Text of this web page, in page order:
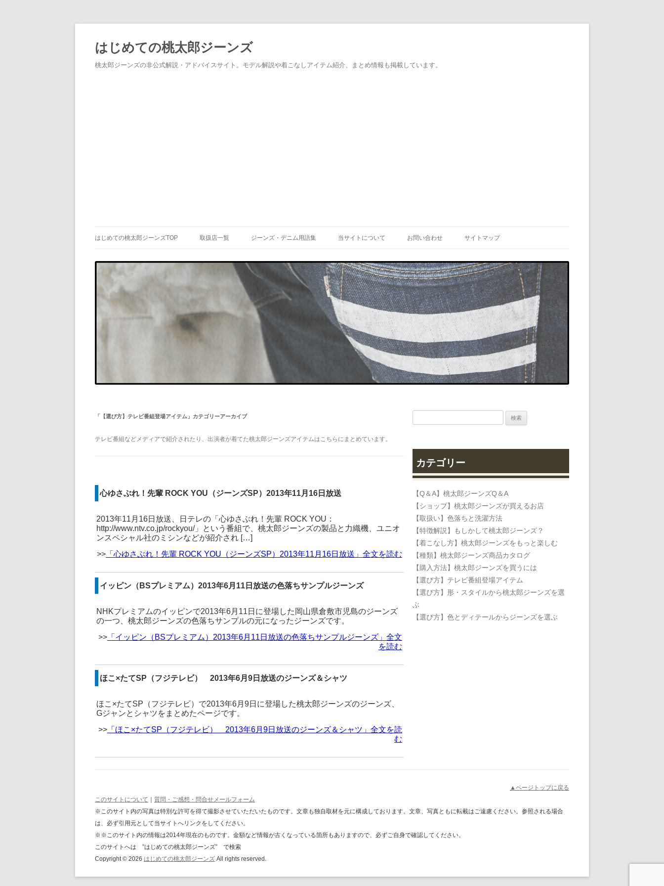
はじめての桃太郎ジーンズ
桃太郎ジーンズの非公式解説・アドバイスサイト。モデル解説や着こなしアイテム紹介、まとめ情報も掲載しています。
はじめての桃太郎ジーンズTOP 取扱店一覧 ジーンズ・デニム用語集 当サイトについて お問い合わせ サイトマップ
「 【選び方】テレビ番組登場アイテム 」カテゴリーアーカイブ
テレビ番組などメディアで紹介されたり、出演者が着てた桃太郎ジーンズアイテムはこちらにまとめています。
心ゆさぶれ！先輩 ROCK YOU（ジーンズSP）2013年11月16日放送
2013年11月16日放送、日テレの「心ゆさぶれ！先輩 ROCK YOU：
http://www.ntv.co.jp/rockyou/」という番組で、桃太郎ジーンズの製品と力織機、ユニオ
ンスペシャル社のミシンなどが紹介され […]
>>「心ゆさぶれ！先輩 ROCK YOU（ジーンズSP）2013年11月16日放送」全文を読む
イッピン（BSプレミアム）2013年6月11日放送の色落ちサンプルジーンズ
NHKプレミアムのイッピンで2013年6月11日に登場した岡山県倉敷市児島のジーンズ
の一つ、桃太郎ジーンズの色落ちサンプルの元になったジーンズです。
>>「イッピン（BSプレミアム）2013年6月11日放送の色落ちサンプルジーンズ」全文
を読む
ほこ×たてSP（フジテレビ） 2013年6月9日放送のジーンズ＆シャツ
ほこ×たてSP（フジテレビ）で2013年6月9日に登場した桃太郎ジーンズのジーンズ、
Gジャンとシャツをまとめたページです。
>>「ほこ×たてSP（フジテレビ） 2013年6月9日放送のジーンズ＆シャツ」全文を読
む
カテゴリー
【Q＆A】桃太郎ジーンズQ＆A
【ショップ】桃太郎ジーンズが買えるお店
【取扱い】色落ちと洗濯方法
【特徴解説】もしかして桃太郎ジーンズ？
【着こなし方】桃太郎ジーンズをもっと楽しむ
【種類】桃太郎ジーンズ商品カタログ
【購入方法】桃太郎ジーンズを買うには
【選び方】テレビ番組登場アイテム
【選び方】形・スタイルから桃太郎ジーンズを選
ぶ
【選び方】色とディテールからジーンズを選ぶ
▲ページトップに戻る
このサイトについて
質問・ご感想・問合せメールフォーム
※このサイト内の写真は特別な許可を得て撮影させていただいたものです。文章も独自取材を元に構成しております。文章、写真ともに転載はご遠慮ください。参照される場合
は、必ず引用元として当サイトへリンクをしてください。
※※このサイト内の情報は2014年現在のものです。金額など情報が古くなっている箇所もありますので、必ずご自身で確認してください。
このサイトへは ”はじめての桃太郎ジーンズ” で検索
Copyright © 2026 はじめての桃太郎ジーンズ All rights reserved.